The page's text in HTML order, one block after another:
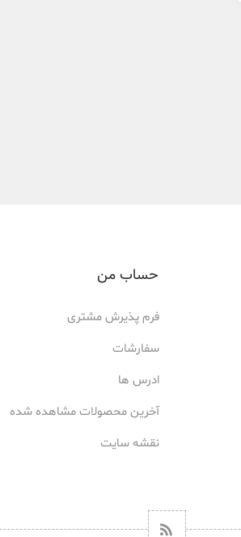
حساب من
فرم پذیرش مشتری
سفارشات
ادرس ها
آخرین محصولات مشاهده شده
نقشه سایت